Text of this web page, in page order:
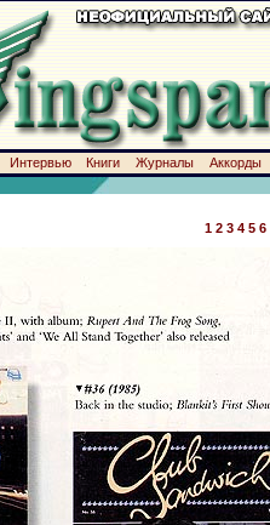
Интервью Книги Журналы
Аккорды
1 2 3 4 5 6